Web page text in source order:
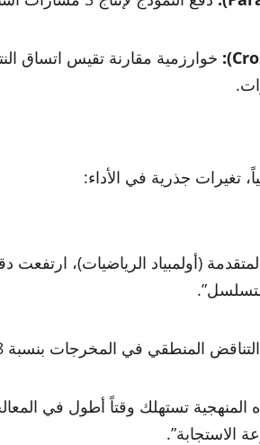
خوارزمية مقارنة تقيس اتساق
تغيرات جذرية في الأداء:
المنطقي في المخرجات بنسبة 58%.
الاستجابة”.